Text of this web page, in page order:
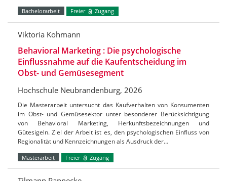
Bachelorarbeit Freier Zugang
Viktoria Kohmann
Behavioral Marketing : Die psychologische
Einflussnahme auf die Kaufentscheidung im
Obst- und Gemüsesegment
Hochschule Neubrandenburg, 2026
Die Masterarbeit untersucht das Kaufverhalten von Konsumenten
im Obst- und Gemüsesektor unter besonderer Berücksichtigung
von Behavioral Marketing, Herkunftsbezeichnungen und
Gütesigeln. Ziel der Arbeit ist es, den psychologischen Einfluss von
Regionalität und Kennzeichnungen als Ausdruck der…
Masterarbeit Freier Zugang